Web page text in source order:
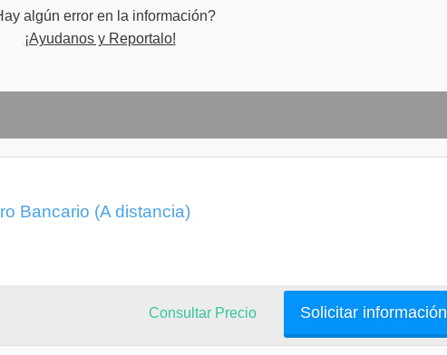
algún error en la información?
¡Ayudanos y Reportalo!
Bancario (A distancia)
Solicitar información
Consultar Precio